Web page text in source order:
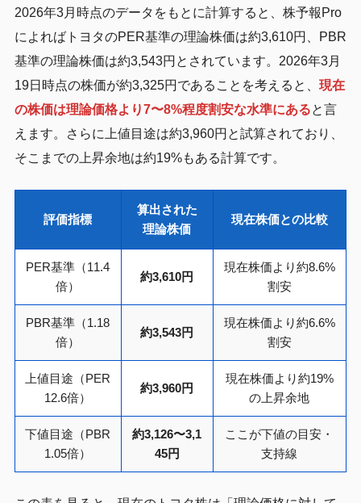
2026年3月時点のデータをもとに計算すると、株予報Pro
によればトヨタのPER基準の理論株価は約3,610円、PBR
基準の理論株価は約3,543円とされています。2026年3月
19日時点の株価が約3,325円であることを考えると、 現在
の株価は理論価格より7〜8%程度割安な水準にあると言
えます。さらに上値目途は約3,960円と試算されており、
そこまでの上昇余地は約19%もある計算です。
評価指標
算出された
理論株価
現在株価との比較
PER基準（11.4
倍）
約3,610円
現在株価より約8.6%
割安
PBR基準（1.18
倍）
約3,543円
現在株価より約6.6%
割安
上値目途（PER
12.6倍）
約3,960円
現在株価より約19%
の上昇余地
下値目途（PBR
1.05倍）
約3,126〜3,1
45円
ここが下値の目安・
支持線